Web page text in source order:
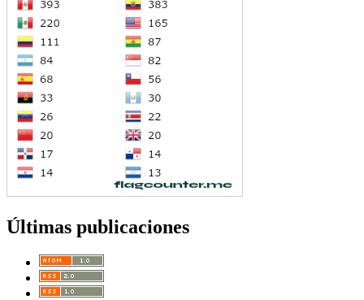
Últimas publicaciones